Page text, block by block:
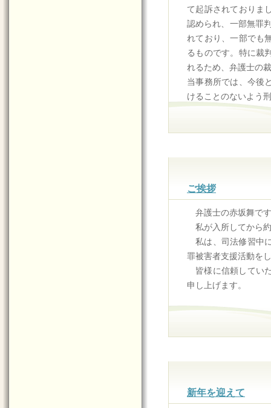
て起訴されておりま
認められ、一部無罪
れており、一部でも
るものです。特に裁
れるため、弁護士の
当事務所では、今後
けることのないよう
ご挨拶
弁護士の赤坂舞で
私が入所してから
私は、司法修習中
罪被害者支援活動を
皆様に信頼してい
申し上げます。
新年を迎えて